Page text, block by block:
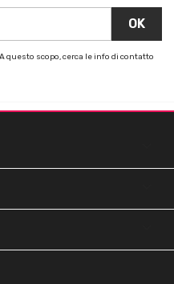
questo scopo, cerca le info di contatto